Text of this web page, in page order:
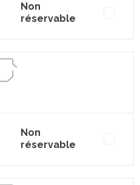
Non
réservable
Non
réservable